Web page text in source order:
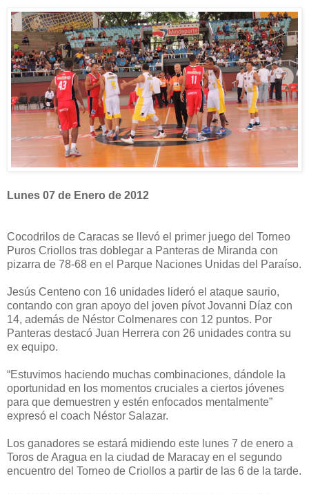
Lunes 07 de Enero de 2012
Cocodrilos de Caracas se llevó el primer juego del Torneo
Puros Criollos tras doblegar a Panteras de Miranda con
pizarra de 78-68 en el Parque Naciones Unidas del Paraíso.
Jesús Centeno con 16 unidades lideró el ataque saurio,
contando con gran apoyo del joven pívot Jovanni Díaz con
14, además de Néstor Colmenares con 12 puntos. Por
Panteras destacó Juan Herrera con 26 unidades contra su
ex equipo.
“Estuvimos haciendo muchas combinaciones, dándole la
oportunidad en los momentos cruciales a ciertos jóvenes
para que demuestren y estén enfocados mentalmente”
expresó el coach Néstor Salazar.
Los ganadores se estará midiendo este lunes 7 de enero a
Toros de Aragua en la ciudad de Maracay en el segundo
encuentro del Torneo de Criollos a partir de las 6 de la tarde.